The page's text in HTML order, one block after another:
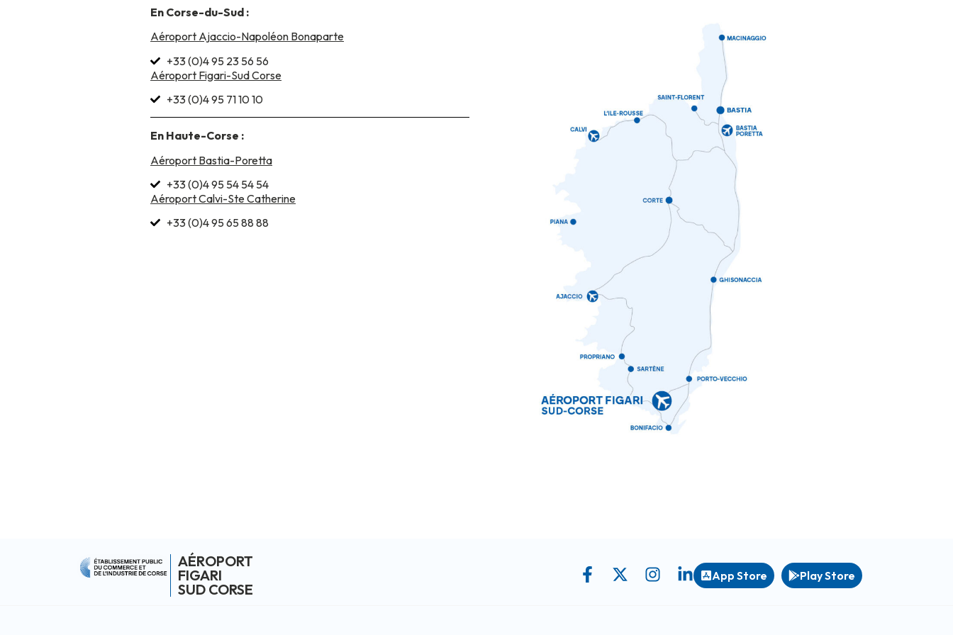
En Corse-du-Sud :
Aéroport Ajaccio-Napoléon Bonaparte
+33 (0)4 95 23 56 56
Aéroport Figari-Sud Corse
+33 (0)4 95 71 10 10
En Haute-Corse :
Aéroport Bastia-Poretta
+33 (0)4 95 54 54 54
Aéroport Calvi-Ste Catherine
+33 (0)4 95 65 88 88
AÉROPORT
FIGARI
SUD CORSE
App Store Play Store